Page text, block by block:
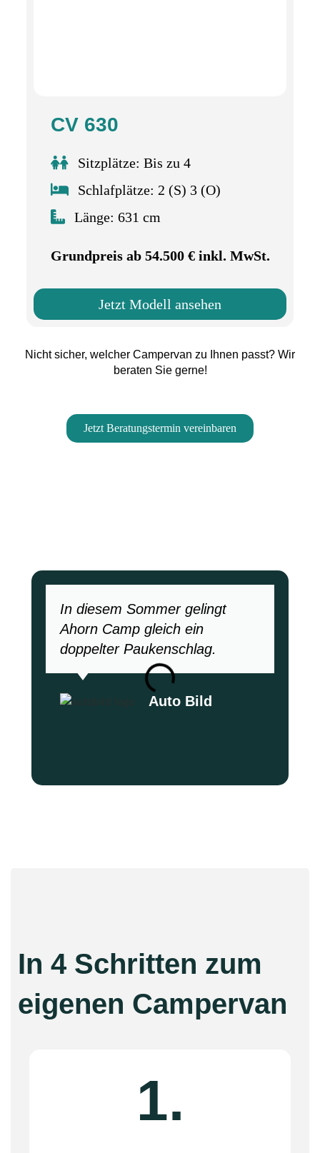
CV 630
Sitzplätze: Bis zu 4
Schlafplätze: 2 (S) 3 (O)
Länge: 631 cm
Grundpreis ab 54.500 € inkl. MwSt.
Jetzt Modell ansehen
Nicht sicher, welcher Campervan zu Ihnen passt? Wir
beraten Sie gerne!
Jetzt Beratungstermin vereinbaren
In diesem Sommer gelingt
Ahorn Camp gleich ein
doppelter Paukenschlag.
Auto Bild
In 4 Schritten zum
eigenen Campervan
1.